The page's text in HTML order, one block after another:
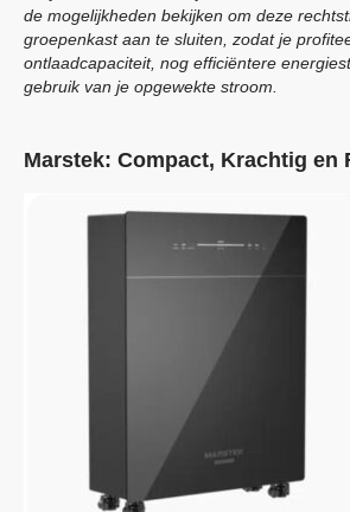
de mogelijkheden bekijken om deze
groepenkast aan te sluiten, zodat je
ontlaadcapaciteit, nog efficiëntere
gebruik van je opgewekte stroom.
Marstek: Compact, Krachtig en